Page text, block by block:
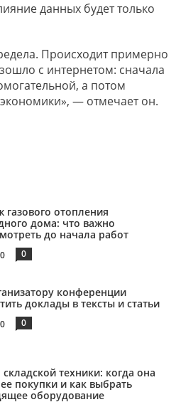
данных будет только
Происходит примерно
с интернетом: сначала
а потом
— отмечает он.
газового отопления
дома: что важно
до начала работ
0
конференции
доклады в тексты и статьи
0
техники: когда она
покупки и как выбрать
оборудование